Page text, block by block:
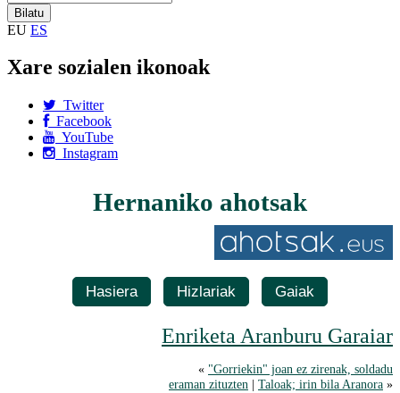
EU ES
Xare sozialen ikonoak
Twitter
Facebook
YouTube
Instagram
Hernaniko ahotsak
Hasiera Hizlariak Gaiak
Enriketa Aranburu Garaiar
« "Gorriekin" joan ez zirenak, soldadu
eraman zituzten | Taloak; irin bila Aranora »